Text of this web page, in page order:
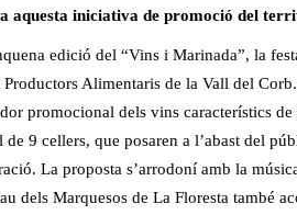
aquesta iniciativa de promoció del
edició del “Vins i Marinada”, la
Alimentaris de la Vall del
promocional dels vins característics
9 cellers, que posaren a l’abast del
La proposta s’arrodoní amb la
dels Marquesos de La Floresta també